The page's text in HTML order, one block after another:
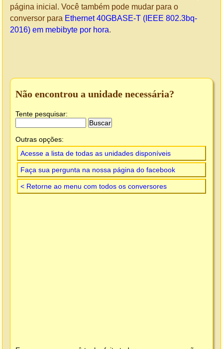
página inicial. Você também pode mudar para o
conversor para Ethernet 40GBASE-T (IEEE 802.3bq-
2016) em mebibyte por hora.
Não encontrou a unidade necessária?
Tente pesquisar:
Outras opções:
Acesse a lista de todas as unidades disponíveis
Faça sua pergunta na nossa página do facebook
< Retorne ao menu com todos os conversores